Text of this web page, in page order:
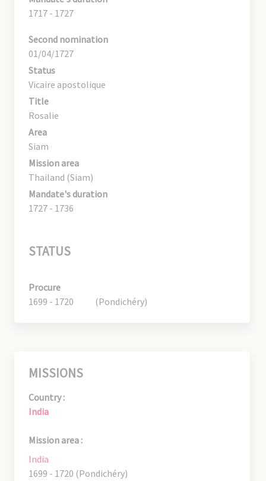
1717 - 1727
Second nomination
01/04/1727
Status
Vicaire apostolique
Title
Rosalie
Area
Siam
Mission area
Thailand (Siam)
Mandate's duration
1727 - 1736
STATUS
Procure
1699 - 1720
(Pondichéry)
MISSIONS
Country :
India
Mission area :
India
1699 - 1720 (Pondichéry)